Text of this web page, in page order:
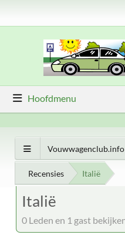
Hoofdmenu
Vouwwagenclub.info
Recensies Italië
Italië
0 Leden en 1 gast